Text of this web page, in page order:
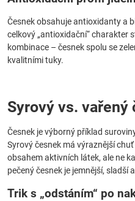
Česnek obsahuje antioxidanty a
celkový „antioxidační“ charakter
kombinace – česnek spolu se
kvalitními tuky.
Syrový vs.
Česnek je výborný příklad
Syrový česnek má výraznější
obsahem aktivních látek, ale ne
pečený česnek je jemnější, sladší
Trik s „odstáním“ po